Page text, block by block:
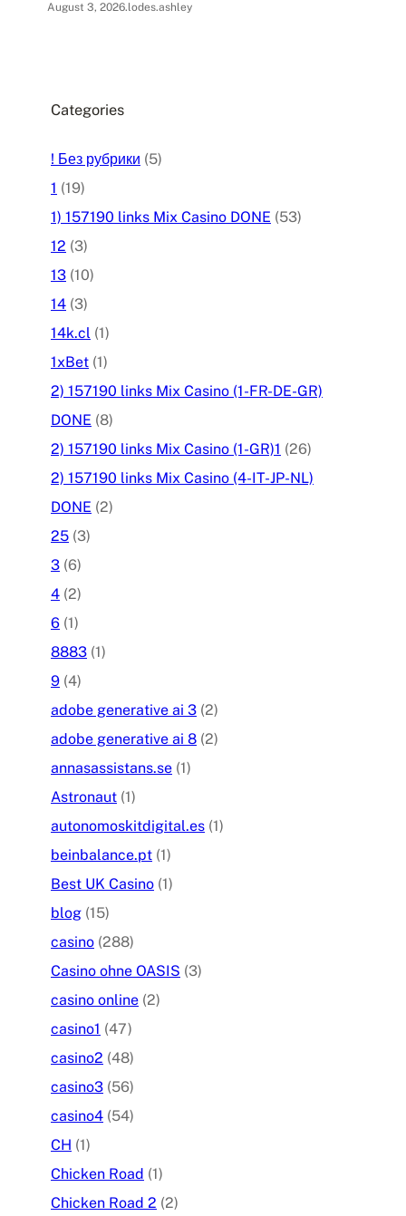
August 3, 2026.lodes.ashley
Categories
! Без рубрики (5)
1 (19)
1) 157190 links Mix Casino DONE (53)
12 (3)
13 (10)
14 (3)
14k.cl (1)
1xBet (1)
2) 157190 links Mix Casino (1-FR-DE-GR)
DONE (8)
2) 157190 links Mix Casino (1-GR)1 (26)
2) 157190 links Mix Casino (4-IT-JP-NL)
DONE (2)
25 (3)
3 (6)
4 (2)
6 (1)
8883 (1)
9 (4)
adobe generative ai 3 (2)
adobe generative ai 8 (2)
annasassistans.se (1)
Astronaut (1)
autonomoskitdigital.es (1)
beinbalance.pt (1)
Best UK Casino (1)
blog (15)
casino (288)
Casino ohne OASIS (3)
casino online (2)
casino1 (47)
casino2 (48)
casino3 (56)
casino4 (54)
CH (1)
Chicken Road (1)
Chicken Road 2 (2)